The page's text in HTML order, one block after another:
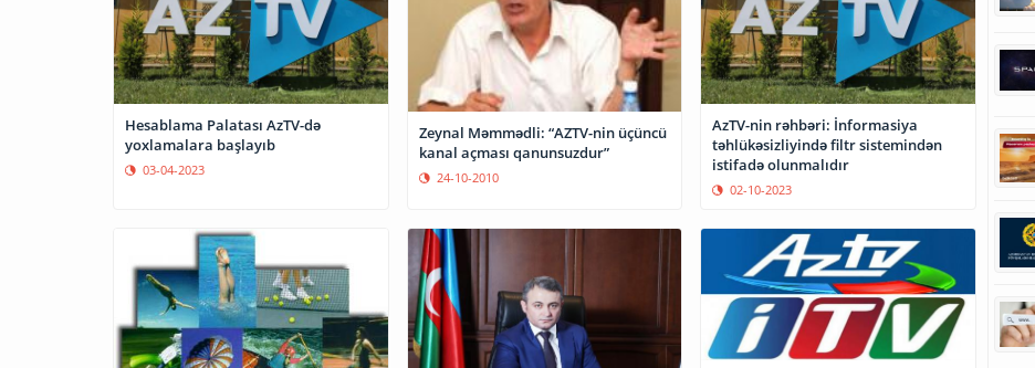
Hesablama Palatası AzTV-də
yoxlamalara başlayıb
03-04-2023
Zeynal Məmmədli: “AZTV-nin üçüncü
kanal açması qanunsuzdur”
24-10-2010
AzTV-nin rəhbəri: İnformasiya
təhlükəsizliyində filtr sistemindən
istifadə olunmalıdır
02-10-2023